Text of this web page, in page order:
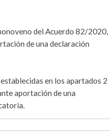
del Acuerdo 82/2020,
de una declaración
en los apartados 2
aportación de una